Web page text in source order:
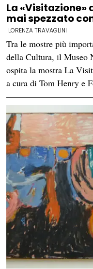
La «Visitazione»
mai spezzato
LORENZA TRAVAGLINI
Tra le mostre più
della Cultura, il Museo
ospita la mostra La
a cura di Tom Henry e